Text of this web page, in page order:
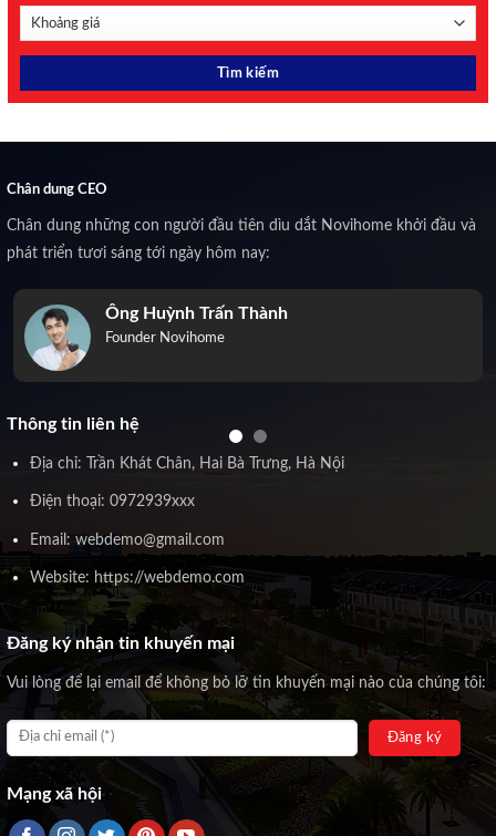
Chân dung CEO
Chân dung những con người đầu tiên dìu dắt Novihome khởi đầu và
phát triển tươi sáng tới ngày hôm nay:
Ông Huỳnh Trấn Thành
Founder Novihome
Thông tin liên hệ
Địa chỉ: Trần Khát Chân, Hai Bà Trưng, Hà Nội
Điện thoại: 0972939xxx
Email: webdemo@gmail.com
Website: https://webdemo.com
Đăng ký nhận tin khuyến mại
Vui lòng để lại email để không bỏ lỡ tin khuyến mại nào của chúng tôi:
Mạng xã hội